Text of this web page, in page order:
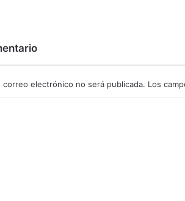
correo electrónico no será publicada. Los